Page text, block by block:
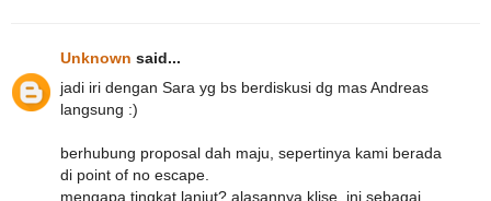
Unknown said...
jadi iri dengan Sara yg bs berdiskusi dg mas Andreas
langsung :)
berhubung proposal dah maju, sepertinya kami berada
di point of no escape.
mengapa tingkat lanjut? alasannya klise, ini sebagai